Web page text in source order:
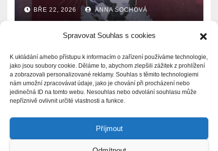
Spravovat Souhlas s cookies
K ukládání a/nebo přístupu k informacím o zařízení používáme technologie,
jako jsou soubory cookie. Děláme to, abychom zlepšili zážitek z prohlížení
a zobrazovali personalizované reklamy. Souhlas s těmito technologiemi
nám umožní zpracovávat údaje, jako je chování při procházení nebo
jedinečná ID na tomto webu. Nesouhlas nebo odvolání souhlasu může
nepříznivě ovlivnit určité vlastnosti a funkce.
Příjmout
BŘE 22, 2026 ANNA ŠOCHOVÁ
Zprávy.Ašsko.eu